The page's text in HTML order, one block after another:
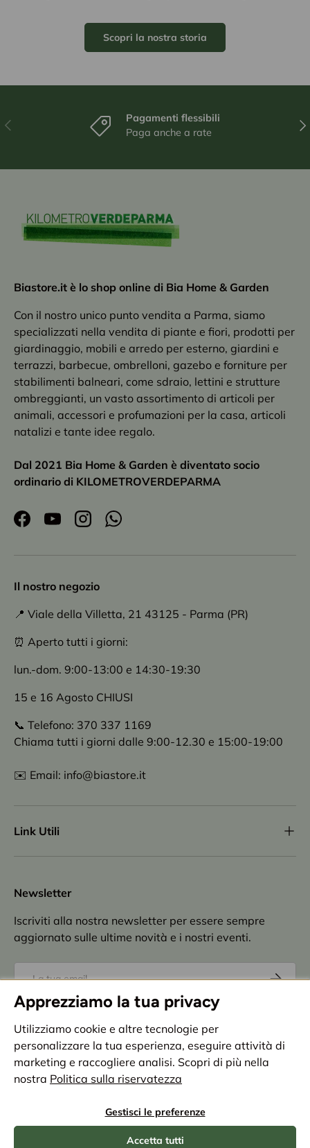
Scopri la nostra storia
Apprezziamo la tua privacy
Utilizziamo cookie e altre tecnologie per
personalizzare la tua esperienza, eseguire attività di
marketing e raccogliere analisi. Scopri di più nella
nostra Politica sulla riservatezza
Gestisci le preferenze
Accetta tutti
Indietro
Pagamenti flessibili
Paga anche a rate
Biastore.it è lo shop online di Bia Home & Garden
Con il nostro unico punto vendita a Parma, siamo
specializzati nella vendita di piante e fiori, prodotti per
giardinaggio, mobili e arredo per esterno, giardini e
terrazzi, barbecue, ombrelloni, gazebo e forniture per
stabilimenti balneari, come sdraio, lettini e strutture
ombreggianti, un vasto assortimento di articoli per
animali, accessori e profumazioni per la casa, articoli
natalizi e tante idee regalo.
Dal 2021 Bia Home & Garden è diventato socio
ordinario di KILOMETROVERDEPARMA
FacebookYouTubeInstagramWhatsApp
Il nostro negozio
📍 Viale della Villetta, 21 43125 - Parma (PR)
⏰ Aperto tutti i giorni:
lun.-dom. 9:00-13:00 e 14:30-19:30
15 e 16 Agosto CHIUSI
📞 Telefono: 370 337 1169
Chiama tutti i giorni dalle 9:00-12.30 e 15:00-19:00
✉️ Email: info@biastore.it
Link Utili
Newsletter
Iscriviti alla nostra newsletter per essere sempre
aggiornato sulle ultime novità e i nostri eventi.
Iscriviti
Accettazioneprivacy policy
Metodi di pagamento accettati